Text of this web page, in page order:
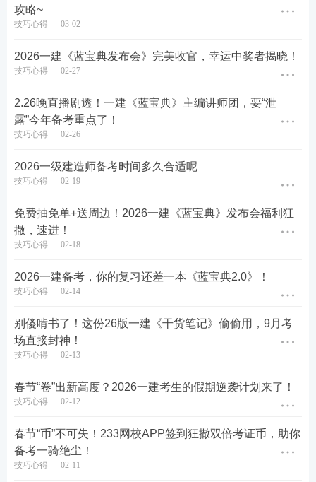
答案现已开放下载！点击下方链接，即可免费获取完
👇 立即下载模考卷及答案(PDF版) 👇
无论本次模考成绩如何，都是一次宝贵的自我检测。
发现问题、解决问题，正是我们走向通关的必经之
路！
错过了模考？还有机会！
攻略~
技巧心得 03-02
2026一建《蓝宝典发布会》完美收官，幸运中奖者揭晓！
技巧心得 02-27
2.26晚直播剧透！一建《蓝宝典》主编讲师团，要“泄
露”今年备考重点了！
技巧心得 02-26
2026一级建造师备考时间多久合适呢
技巧心得 02-19
免费抽免单+送周边！2026一建《蓝宝典》发布会福利狂
撒，速进！
技巧心得 02-18
2026一建备考，你的复习还差一本《蓝宝典2.0》！
技巧心得 02-14
别傻啃书了！这份26版一建《干货笔记》偷偷用，9月考
场直接封神！
技巧心得 02-13
春节“卷”出新高度？2026一建考生的假期逆袭计划来了！
技巧心得 02-12
春节“币”不可失！233网校APP签到狂撒双倍考证币，助你
备考一骑绝尘！
技巧心得 02-11